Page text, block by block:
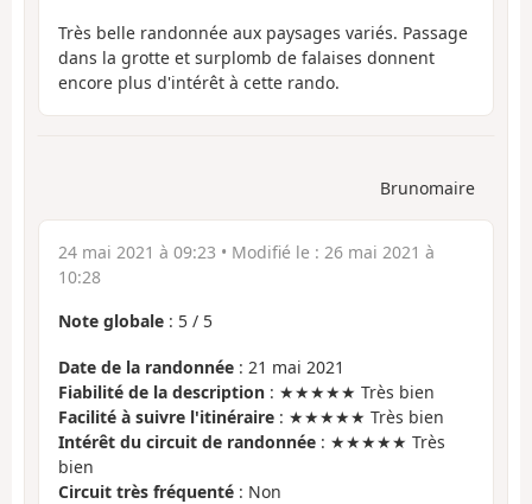
Très belle randonnée aux paysages variés. Passage
dans la grotte et surplomb de falaises donnent
encore plus d'intérêt à cette rando.
Brunomaire
24 mai 2021 à 09:23 • Modifié le : 26 mai 2021 à
10:28
Note globale : 5 / 5
Date de la randonnée : 21 mai 2021
Fiabilité de la description : ★★★★★ Très bien
Facilité à suivre l'itinéraire : ★★★★★ Très bien
Intérêt du circuit de randonnée : ★★★★★ Très
bien
Circuit très fréquenté : Non